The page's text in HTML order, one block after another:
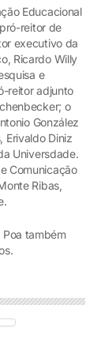
Educacional
reitor de
executivo da
Ricardo Willy
e
reitor adjunto
o
González
Erivaldo Diniz
Universdade.
Comunicação
Ribas,
Poa também